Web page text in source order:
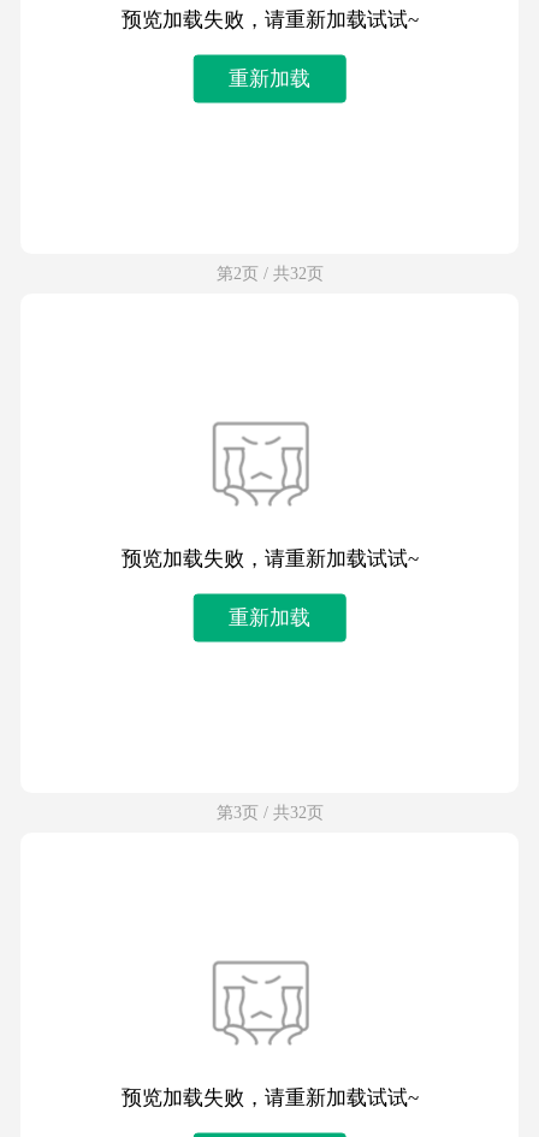
预览加载失败，请重新加载试试~
重新加载
第2页 / 共32页
预览加载失败，请重新加载试试~
重新加载
第3页 / 共32页
预览加载失败，请重新加载试试~